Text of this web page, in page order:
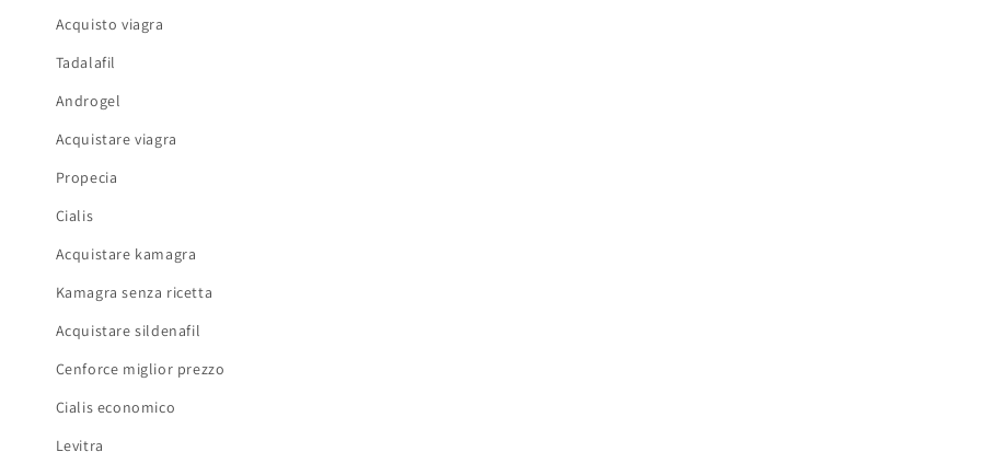
Acquisto viagra
Tadalafil
Androgel
Acquistare viagra
Propecia
Cialis
Acquistare kamagra
Kamagra senza ricetta
Acquistare sildenafil
Cenforce miglior prezzo
Cialis economico
Levitra